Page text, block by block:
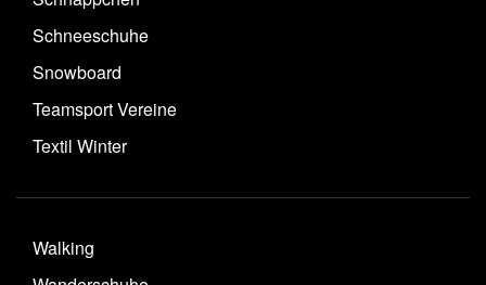
Schneeschuhe
Snowboard
Teamsport Vereine
Textil Winter
Walking